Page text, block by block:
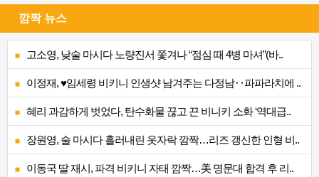
깜짝 뉴스
고소영, 낮술 마시다 노량진서 쫓겨나 “점심 때 4병 마셔”(바..
이정재, ♥임세령 비키니 인생샷 남겨주는 다정남‥파파라치에 ..
혜리 과감하게 벗었다, 탄수화물 끊고 끈 비니키 소화 ‘역대급..
장원영, 술 마시다 흘러내린 옷자락 깜짝…리즈 갱신한 인형 비..
이동국 딸 재시, 파격 비키니 자태 깜짝…美 명문대 합격 후 리..